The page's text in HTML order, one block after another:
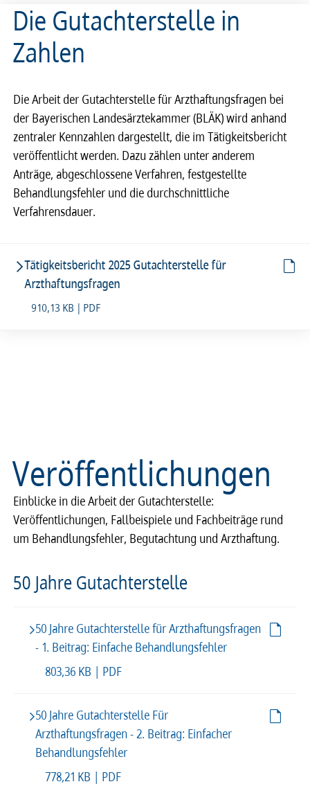
Die Gutachterstelle in
Zahlen
Die Arbeit der Gutachterstelle für Arzthaftungsfragen bei
der Bayerischen Landesärztekammer (BLÄK) wird anhand
zentraler Kennzahlen dargestellt, die im Tätigkeitsbericht
veröffentlicht werden. Dazu zählen unter anderem
Anträge, abgeschlossene Verfahren, festgestellte
Behandlungsfehler und die durchschnittliche
Verfahrensdauer.
Tätigkeitsbericht 2025 Gutachterstelle für
Arzthaftungsfragen
910,13 KB | PDF
Veröffentlichungen
Einblicke in die Arbeit der Gutachterstelle:
Veröffentlichungen, Fallbeispiele und Fachbeiträge rund
um Behandlungsfehler, Begutachtung und Arzthaftung.
50 Jahre Gutachterstelle
50 Jahre Gutachterstelle für Arzthaftungsfragen
- 1. Beitrag: Einfache Behandlungsfehler
803,36 KB | PDF
50 Jahre Gutachterstelle Für
Arzthaftungsfragen - 2. Beitrag: Einfacher
Behandlungsfehler
778,21 KB | PDF